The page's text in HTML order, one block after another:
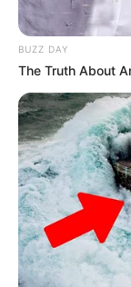
10 Pose
Mainstream
Banget
8 Kata Lucu
Minggu ala
Ngenes
BUZZ DAY
The Truth About